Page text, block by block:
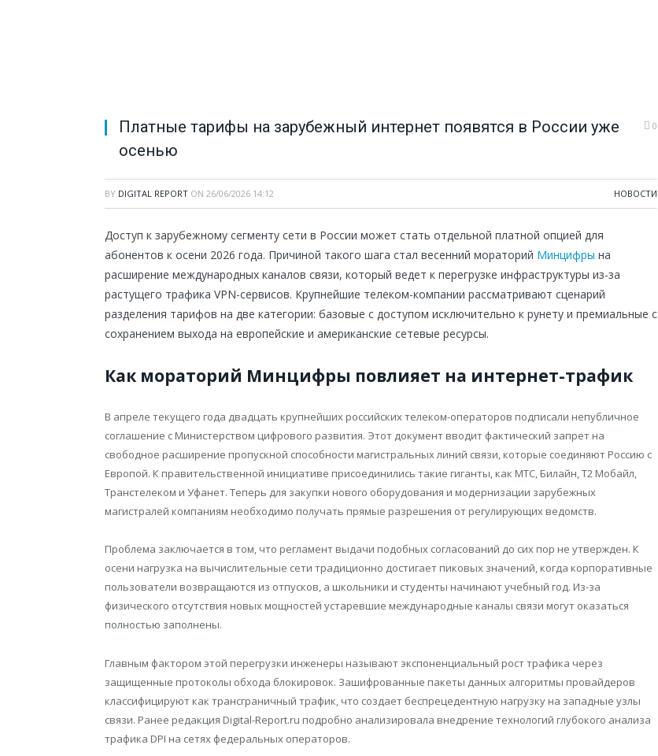
Платные тарифы на зарубежный интернет появятся в России уже
осенью
0
BY DIGITAL REPORT ON 26/06/2026 14:12 НОВОСТИ
Доступ к зарубежному сегменту сети в России может стать отдельной платной опцией для
абонентов к осени 2026 года. Причиной такого шага стал весенний мораторий Минцифры на
расширение международных каналов связи, который ведет к перегрузке инфраструктуры из-за
растущего трафика VPN-сервисов. Крупнейшие телеком-компании рассматривают сценарий
разделения тарифов на две категории: базовые с доступом исключительно к рунету и премиальные с
сохранением выхода на европейские и американские сетевые ресурсы.
Как мораторий Минцифры повлияет на интернет-трафик
В апреле текущего года двадцать крупнейших российских телеком-операторов подписали непубличное
соглашение с Министерством цифрового развития. Этот документ вводит фактический запрет на
свободное расширение пропускной способности магистральных линий связи, которые соединяют Россию с
Европой. К правительственной инициативе присоединились такие гиганты, как МТС, Билайн, Т2 Мобайл,
Транстелеком и Уфанет. Теперь для закупки нового оборудования и модернизации зарубежных
магистралей компаниям необходимо получать прямые разрешения от регулирующих ведомств.
Проблема заключается в том, что регламент выдачи подобных согласований до сих пор не утвержден. К
осени нагрузка на вычислительные сети традиционно достигает пиковых значений, когда корпоративные
пользователи возвращаются из отпусков, а школьники и студенты начинают учебный год. Из-за
физического отсутствия новых мощностей устаревшие международные каналы связи могут оказаться
полностью заполнены.
Главным фактором этой перегрузки инженеры называют экспоненциальный рост трафика через
защищенные протоколы обхода блокировок. Зашифрованные пакеты данных алгоритмы провайдеров
классифицируют как трансграничный трафик, что создает беспрецедентную нагрузку на западные узлы
связи. Ранее редакция Digital-Report.ru подробно анализировала внедрение технологий глубокого анализа
трафика DPI на сетях федеральных операторов.